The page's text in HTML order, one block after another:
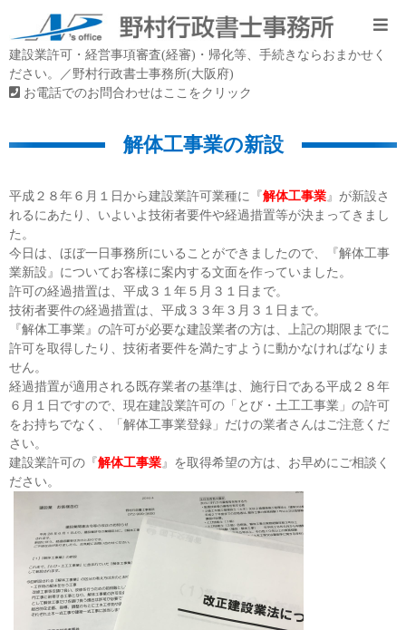
建設業許可・経営事項審査(経審)・帰化等、手続きならおまかせく
ださい。／野村行政書士事務所(大阪府)
お電話でのお問合わせはここをクリック
解体工事業の新設
平成２８年６月１日から建設業許可業種に『解体工事業』が新設さ
れるにあたり、いよいよ技術者要件や経過措置等が決まってきまし
た。
今日は、ほぼ一日事務所にいることができましたので、『解体工事
業新設』についてお客様に案内する文面を作っていました。
許可の経過措置は、平成３１年５月３１日まで。
技術者要件の経過措置は、平成３３年３月３１日まで。
『解体工事業』の許可が必要な建設業者の方は、上記の期限までに
許可を取得したり、技術者要件を満たすように動かなければなりま
せん。
経過措置が適用される既存業者の基準は、施行日である平成２８年
６月１日ですので、現在建設業許可の「とび・土工工事業」の許可
をお持ちでなく、「解体工事業登録」だけの業者さんはご注意くだ
さい。
建設業許可の『解体工事業』を取得希望の方は、お早めにご相談く
ださい。